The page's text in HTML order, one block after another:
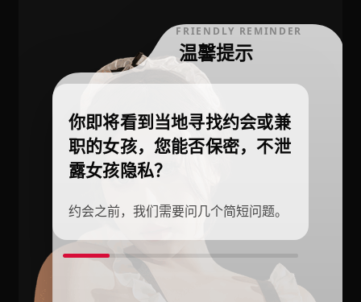
FRIENDLY REMINDER
温馨提示
你即将看到当地寻找约会或兼
职的女孩，您能否保密，不泄
露女孩隐私？
约会之前，我们需要问几个简短问题。